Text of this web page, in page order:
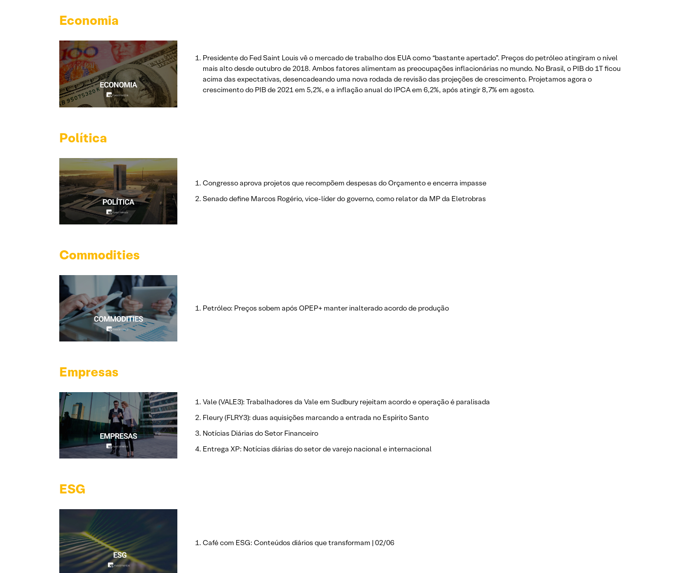
Economia
Presidente do Fed Saint Louis vê o mercado de trabalho dos EUA como “bastante apertado”. Preços do petróleo atingiram o nível
mais alto desde outubro de 2018. Ambos fatores alimentam as preocupações inflacionárias no mundo. No Brasil, o PIB do 1T ficou
acima das expectativas, desencadeando uma nova rodada de revisão das projeções de crescimento. Projetamos agora o
crescimento do PIB de 2021 em 5,2%, e a inflação anual do IPCA em 6,2%, após atingir 8,7% em agosto.
Política
Congresso aprova projetos que recompõem despesas do Orçamento e encerra impasse
Senado define Marcos Rogério, vice-líder do governo, como relator da MP da Eletrobras
Commodities
Petróleo: Preços sobem após OPEP+ manter inalterado acordo de produção
Empresas
Vale (VALE3): Trabalhadores da Vale em Sudbury rejeitam acordo e operação é paralisada
Fleury (FLRY3): duas aquisições marcando a entrada no Espírito Santo
Notícias Diárias do Setor Financeiro
Entrega XP: Notícias diárias do setor de varejo nacional e internacional
ESG
Café com ESG: Conteúdos diários que transformam | 02/06